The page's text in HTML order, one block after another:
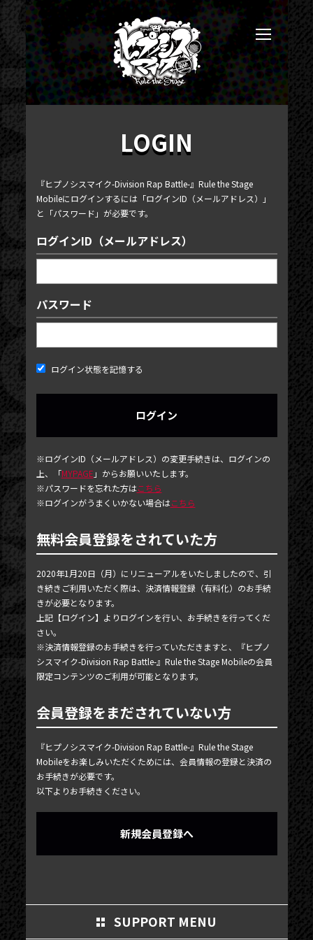
NEWS
TICKET
PHOTOGALLERY
BLOG
MOVIE
SCHEDULE
MAIL MAGAZINE / BIRTHDAY MAIL
MY PAGE
MEMBER'S CARD
LOGIN
『ヒプノシスマイク-Division Rap Battle-』Rule the Stage
Mobileにログインするには「ログインID（メールアドレス）」
と「パスワード」が必要です。
ログインID（メールアドレス）
パスワード
ログイン状態を記憶する
※ログインID（メールアドレス）の変更手続きは、ログインの
上、「MYPAGE 」からお願いいたします。
※パスワードを忘れた方はこちら
※ログインがうまくいかない場合はこちら
無料会員登録をされていた方
2020年1月20日（月）にリニューアルをいたしましたので、引
き続きご利用いただく際は、決済情報登録（有料化）のお手続
きが必要となります。
上記【ログイン】よりログインを行い、お手続きを行ってくだ
さい。
※決済情報登録のお手続きを行っていただきますと、『ヒプノ
シスマイク-Division Rap Battle-』Rule the Stage Mobileの会員
限定コンテンツのご利用が可能となります。
会員登録をまだされていない方
『ヒプノシスマイク-Division Rap Battle-』Rule the Stage
Mobileをお楽しみいただくためには、会員情報の登録と決済の
お手続きが必要です。
以下よりお手続きください。
新規会員登録へ
SUPPORT MENU